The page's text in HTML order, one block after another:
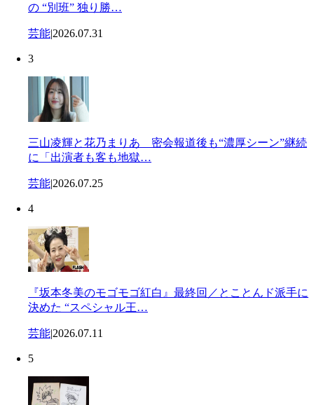
の “別班” 独り勝…
芸能|2026.07.31
3
三山凌輝と花乃まりあ 密会報道後も“濃厚シーン”継続
に「出演者も客も地獄…
芸能|2026.07.25
4
『坂本冬美のモゴモゴ紅白』最終回／とことんド派手に
決めた “スペシャル王…
芸能|2026.07.11
5